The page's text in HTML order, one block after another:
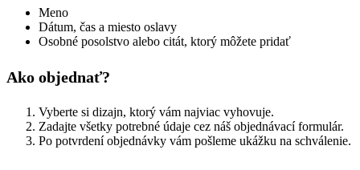
Meno
Dátum, čas a miesto oslavy
Osobné posolstvo alebo citát, ktorý môžete pridať
Ako objednať?
Vyberte si dizajn, ktorý vám najviac vyhovuje.
Zadajte všetky potrebné údaje cez náš objednávací formulár.
Po potvrdení objednávky vám pošleme ukážku na schválenie.